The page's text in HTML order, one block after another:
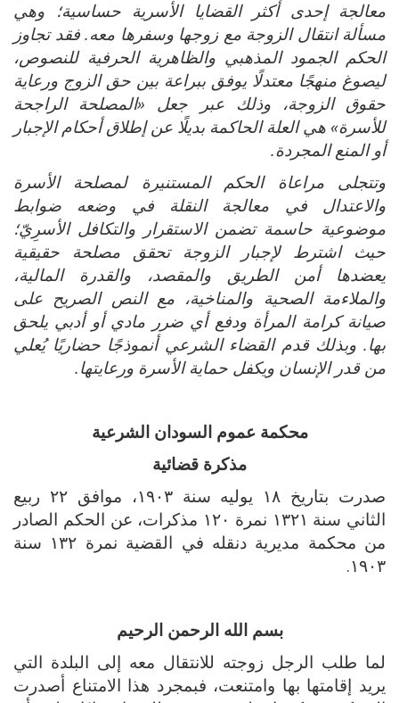
معالجة إحدى أكثر القضايا الأسرية حساسية؛ وهي
مسألة انتقال الزوجة مع زوجها وسفرها معه. فقد تجاوز
الحكم الجمود المذهبي والظاهرية الحرفية للنصوص،
ليصوغ منهجًا معتدلًا يوفق ببراعة بين حق الزوج ورعاية
حقوق الزوجة، وذلك عبر جعل «المصلحة الراجحة
للأسرة» هي العلة الحاكمة بديلًا عن إطلاق أحكام الإجبار
أو المنع المجردة.
وتتجلى مراعاة الحكم المستنيرة لمصلحة الأسرة
والاعتدال في معالجة النقلة في وضعه ضوابط
موضوعية حاسمة تضمن الاستقرار والتكافل الأسرِيّ؛
حيث اشترط لإجبار الزوجة تحقق مصلحة حقيقية
يعضدها أمن الطريق والمقصد، والقدرة المالية،
والملاءمة الصحية والمناخية، مع النص الصريح على
صيانة كرامة المرأة ودفع أي ضرر مادي أو أدبي يلحق
بها. وبذلك قدم القضاء الشرعي أنموذجًا حضاريًا يُعلي
من قدر الإنسان ويكفل حماية الأسرة ورعايتها.
محكمة عموم السودان الشرعية
مذكرة قضائية
صدرت بتاريخ ١٨ يوليه سنة ١٩٠٣، موافق ٢٢ ربيع
الثاني سنة ١٣٢١ نمرة ١٢٠ مذكرات، عن الحكم الصادر
من محكمة مديرية دنقله في القضية نمرة ١٣٢ سنة
١٩٠٣.
بسم الله الرحمن الرحيم
لما طلب الرجل زوجته للانتقال معه إلى البلدة التي
يريد إقامتها بها وامتنعت، فبمجرد هذا الامتناع أصدرت